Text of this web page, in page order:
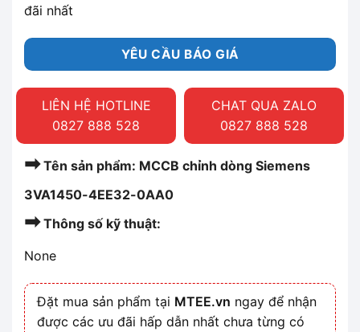
đãi nhất
YÊU CẦU BÁO GIÁ
LIÊN HỆ HOTLINE
0827 888 528
CHAT QUA ZALO
0827 888 528
➡Tên sản phẩm: MCCB chỉnh dòng Siemens
3VA1450-4EE32-0AA0
➡Thông số kỹ thuật:
None
Đặt mua sản phẩm tại MTEE.vn ngay để nhận
được các ưu đãi hấp dẫn nhất chưa từng có